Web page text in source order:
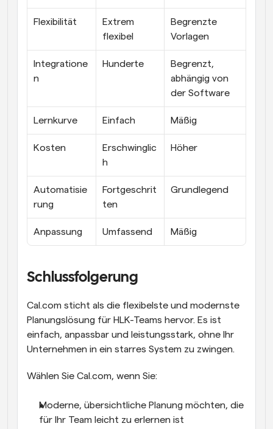
Flexibilität
Extrem
flexibel
Begrenzte
Vorlagen
Integratione
n
Hunderte
Begrenzt,
abhängig von
der Software
Lernkurve Einfach Mäßig
Kosten
Erschwinglic
h
Höher
Automatisie
rung
Fortgeschrit
ten
Grundlegend
Anpassung Umfassend Mäßig
Schlussfolgerung
Cal.com sticht als die flexibelste und modernste
Planungslösung für HLK-Teams hervor. Es ist
einfach, anpassbar und leistungsstark, ohne Ihr
Unternehmen in ein starres System zu zwingen.
Wählen Sie Cal.com, wenn Sie:
Moderne, übersichtliche Planung möchten, die
für Ihr Team leicht zu erlernen ist